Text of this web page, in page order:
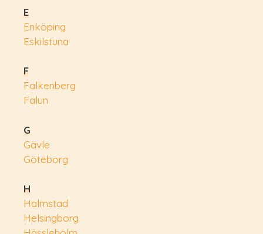
E
Enköping
Eskilstuna
F
Falkenberg
Falun
G
Gävle
Göteborg
H
Halmstad
Helsingborg